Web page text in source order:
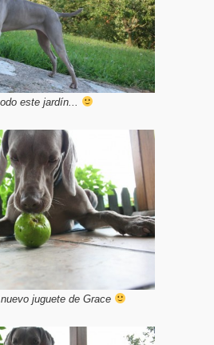
este jardín...
juguete de Grace